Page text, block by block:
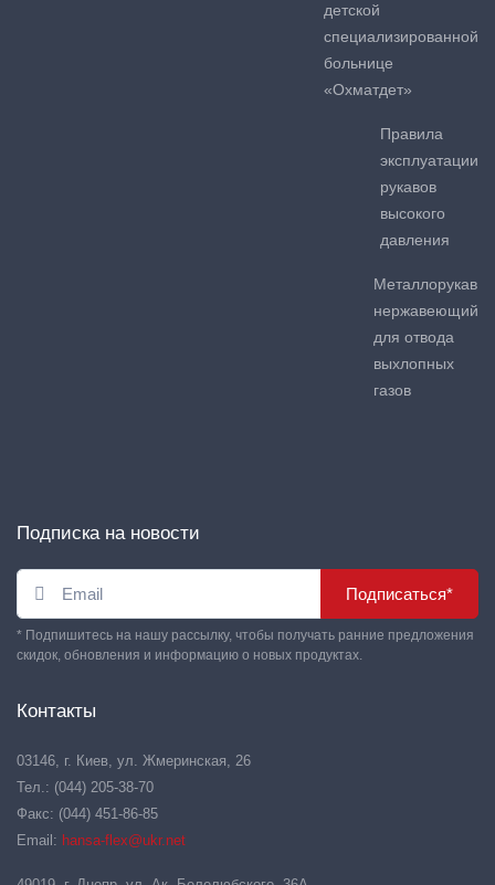
детской
специализированной
больнице
«Охматдет»
Правила
эксплуатации
рукавов
высокого
давления
Металлорукав
нержавеющий
для отвода
выхлопных
газов
Подписка на новости
Подписаться*
* Подпишитесь на нашу рассылку, чтобы получать ранние предложения
скидок, обновления и информацию о новых продуктах.
Контакты
03146, г. Киев, ул. Жмеринская, 26
Тел.: (044) 205-38-70
Факс: (044) 451-86-85
Email: hansa-flex@ukr.net